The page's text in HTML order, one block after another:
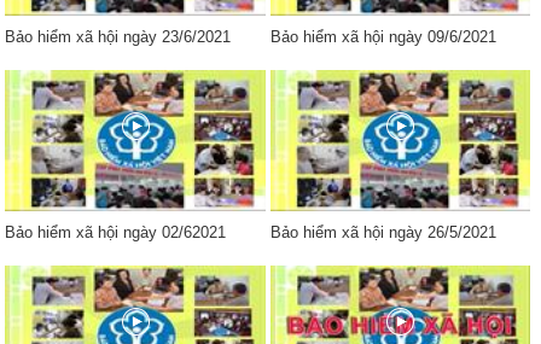
Bảo hiểm xã hội ngày 23/6/2021 Bảo hiểm xã hội ngày 09/6/2021
Bảo hiểm xã hội ngày 02/62021 Bảo hiểm xã hội ngày 26/5/2021